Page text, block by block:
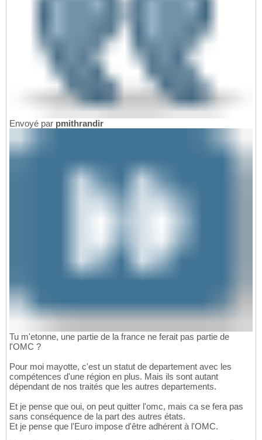
Envoyé par pmithrandir
Tu m'etonne, une partie de la france ne ferait pas partie de
l'OMC ?
Pour moi mayotte, c'est un statut de departement avec les
compétences d'une région en plus. Mais ils sont autant
dépendant de nos traités que les autres departements.
Et je pense que oui, on peut quitter l'omc, mais ca se fera pas
sans conséquence de la part des autres états.
Et je pense que l'Euro impose d'être adhérent à l'OMC.